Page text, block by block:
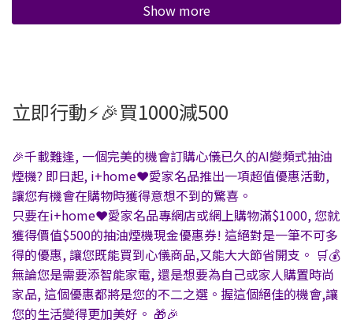
Show more
立即行動⚡🎉買1000減500
🎉千載難逢, 一個完美的機會訂購心儀已久的AI變頻式抽油
煙機? 即日起, i+home❤️愛家名品推出一項超值優惠活動,
讓您有機會在購物時獲得意想不到的驚喜。
只要在i+home❤️愛家名品專網店或網上購物滿$1000, 您就
獲得價值$500的抽油煙機現金優惠券! 這絕對是一筆不可多
得的優惠, 讓您既能買到心儀商品,又能大大節省開支。 🛒💰
無論您是需要添智能家電, 還是想要為自己或家人購置時尚
家品, 這個優惠都將是您的不二之選。握這個絕佳的機會,讓
您的生活變得更加美好。 🎁🎉